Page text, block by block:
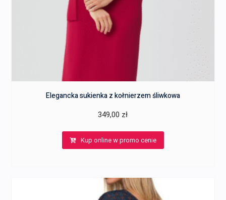
Elegancka sukienka z kołnierzem śliwkowa
349,00 zł
Kup online w promo cenie